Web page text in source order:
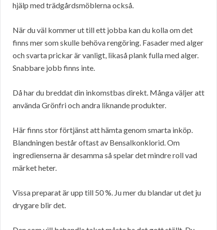
hjälp med trädgårdsmöblerna också.
När du väl kommer ut till ett jobba kan du kolla om det
finns mer som skulle behöva rengöring. Fasader med alger
och svarta prickar är vanligt, likaså plank fulla med alger.
Snabbare jobb finns inte.
Då har du breddat din inkomstbas direkt. Många väljer att
använda Grönfri och andra liknande produkter.
Här finns stor förtjänst att hämta genom smarta inköp.
Blandningen består oftast av Bensalkonklorid. Om
ingredienserna är desamma så spelar det mindre roll vad
märket heter.
Vissa preparat är upp till 50 %. Ju mer du blandar ut det ju
drygare blir det.